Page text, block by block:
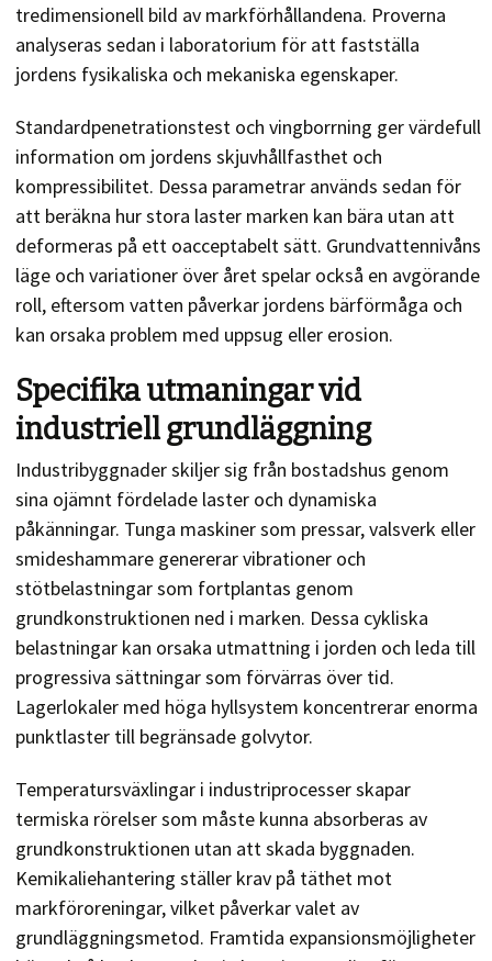
tredimensionell bild av markförhållandena. Proverna
analyseras sedan i laboratorium för att fastställa
jordens fysikaliska och mekaniska egenskaper.
Standardpenetrationstest och vingborrning ger värdefull
information om jordens skjuvhållfasthet och
kompressibilitet. Dessa parametrar används sedan för
att beräkna hur stora laster marken kan bära utan att
deformeras på ett oacceptabelt sätt. Grundvattennivåns
läge och variationer över året spelar också en avgörande
roll, eftersom vatten påverkar jordens bärförmåga och
kan orsaka problem med uppsug eller erosion.
Specifika utmaningar vid
industriell grundläggning
Industribyggnader skiljer sig från bostadshus genom
sina ojämnt fördelade laster och dynamiska
påkänningar. Tunga maskiner som pressar, valsverk eller
smideshammare genererar vibrationer och
stötbelastningar som fortplantas genom
grundkonstruktionen ned i marken. Dessa cykliska
belastningar kan orsaka utmattning i jorden och leda till
progressiva sättningar som förvärras över tid.
Lagerlokaler med höga hyllsystem koncentrerar enorma
punktlaster till begränsade golvytor.
Temperatursväxlingar i industriprocesser skapar
termiska rörelser som måste kunna absorberas av
grundkonstruktionen utan att skada byggnaden.
Kemikaliehantering ställer krav på täthet mot
markföroreningar, vilket påverkar valet av
grundläggningsmetod. Framtida expansionsmöjligheter